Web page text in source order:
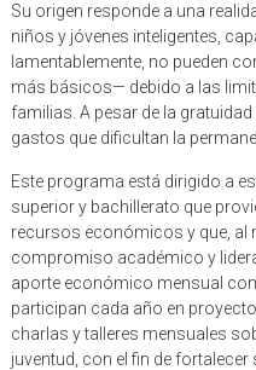
Su origen responde a una
niños y jóvenes inteligentes,
lamentablemente, no pueden
más básicos— debido a las
familias. A pesar de la
gastos que dificultan la
Este programa está dirigido a
superior y bachillerato que
recursos económicos y que, al
compromiso académico y
aporte económico mensual
participan cada año en
charlas y talleres mensuales
juventud, con el fin de fortalecer